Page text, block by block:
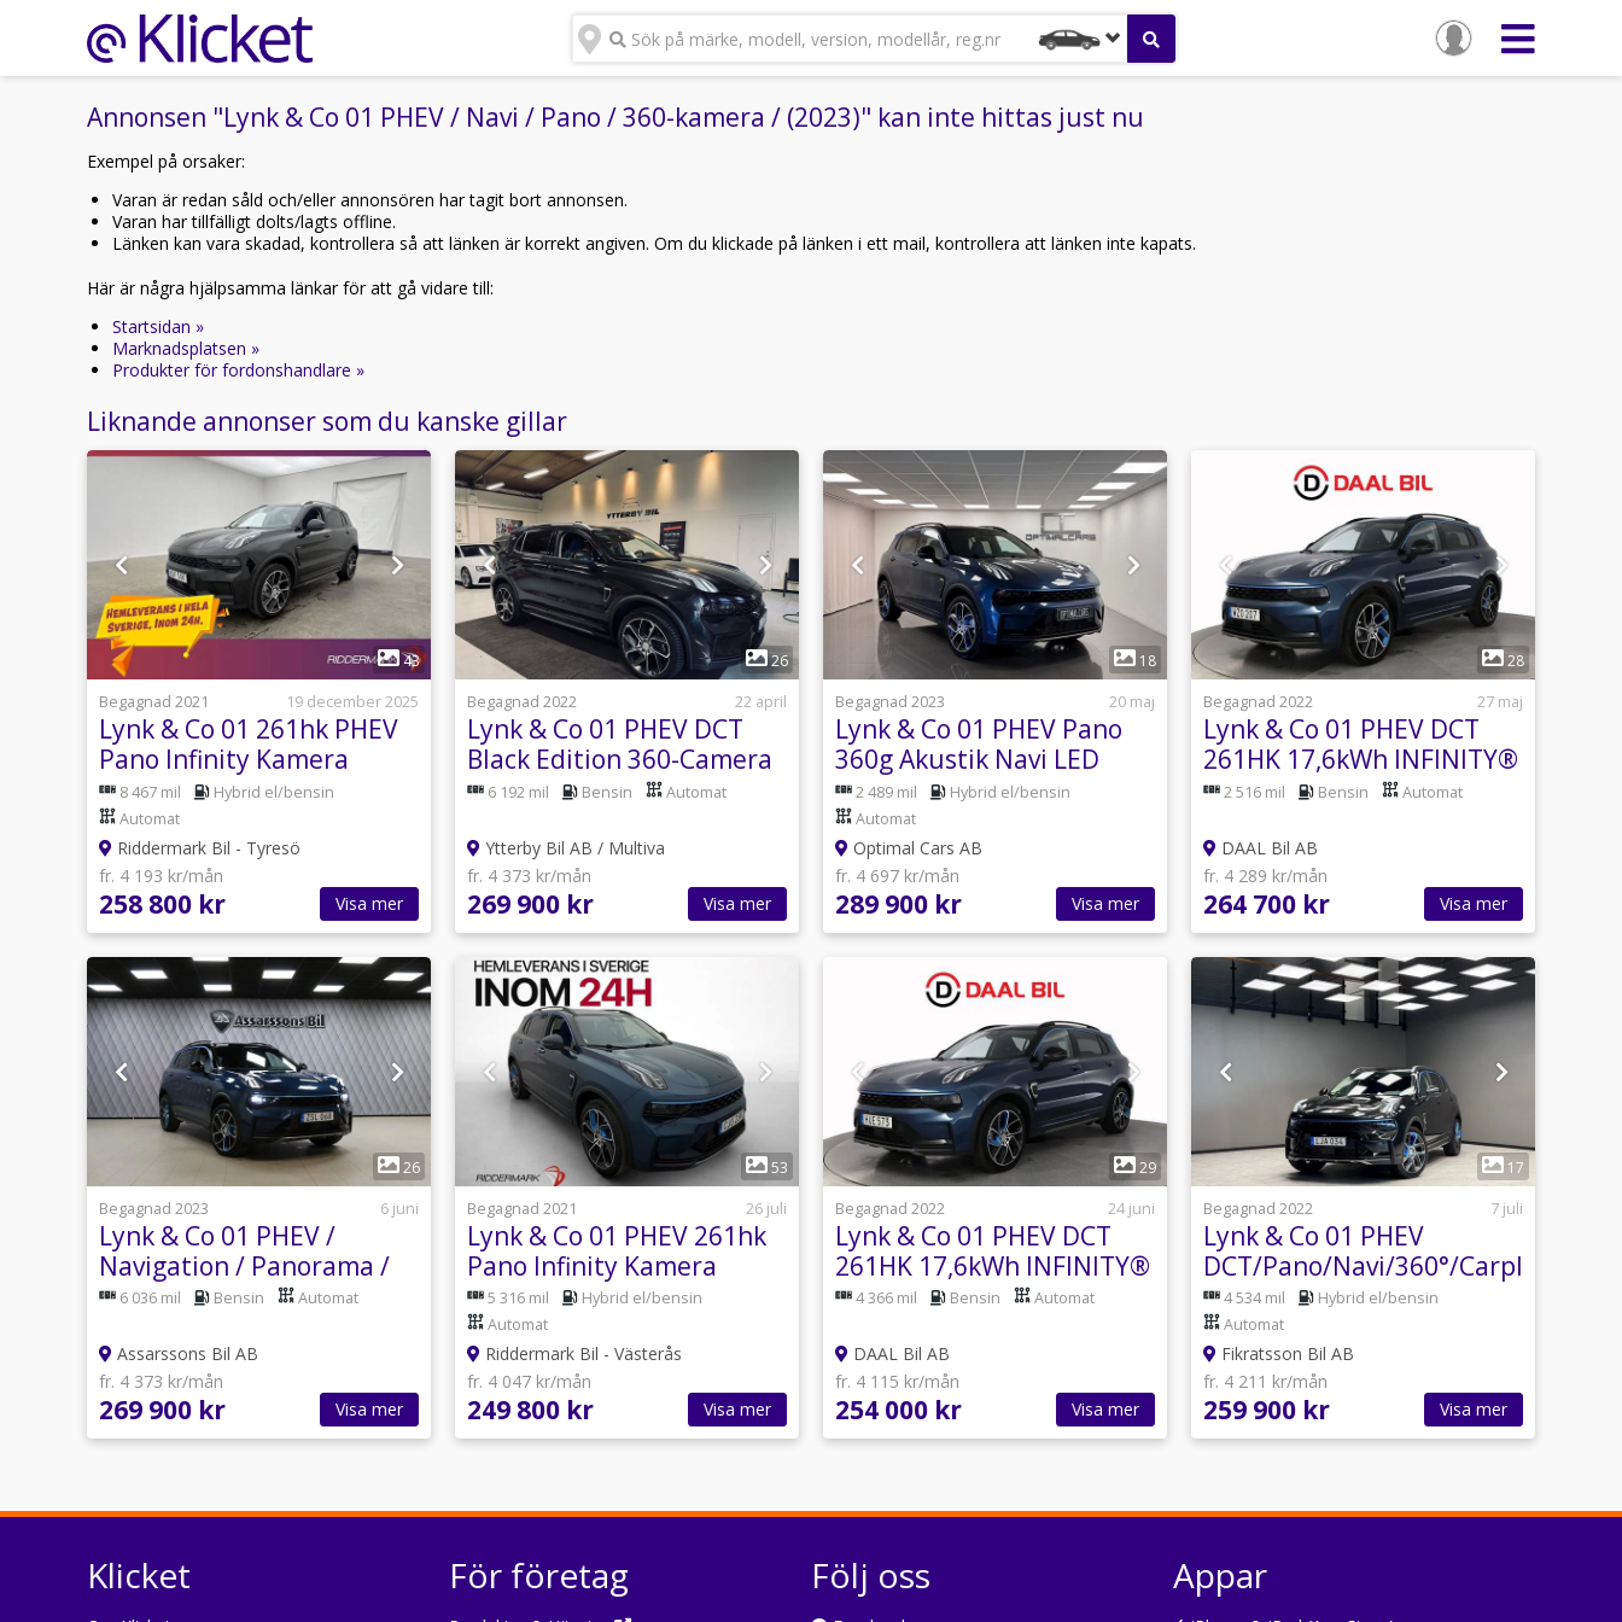
Sök på märke, modell, version, modellår, reg.nr
Annonsen "Lynk & Co 01 PHEV / Navi / Pano / 360-kamera / (2023)" kan inte hittas just nu
Exempel på orsaker:
Varan är redan såld och/eller annonsören har tagit bort annonsen.
Varan har tillfälligt dolts/lagts offline.
Länken kan vara skadad, kontrollera så att länken är korrekt angiven. Om du klickade på länken i ett mail, kontrollera att länken inte kapats.
Här är några hjälpsamma länkar för att gå vidare till:
Startsidan »
Marknadsplatsen »
Produkter för fordonshandlare »
Liknande annonser som du kanske gillar
43
Begagnad 2021
19 december 2025
Lynk & Co 01 261hk PHEV
Pano Infinity Kamera
CarPlay Elstol
8 467 mil
Hybrid el/bensin
Automat
Riddermark Bil - Tyresö
fr. 4 193 kr/mån
258 800 kr Visa mer
26
Begagnad 2022
22 april
Lynk & Co 01 PHEV DCT
Black Edition 360-Camera
Infinity Laddkablar
6 192 mil Bensin Automat
Ytterby Bil AB / Multiva
fr. 4 373 kr/mån
269 900 kr Visa mer
1
18
Begagnad 2023
20 maj
Lynk & Co 01 PHEV Pano
360g Akustik Navi LED
Välutr
2 489 mil
Hybrid el/bensin
Automat
Optimal Cars AB
fr. 4 697 kr/mån
289 900 kr Visa mer
28
Begagnad 2022
27 maj
Lynk & Co 01 PHEV DCT
261HK 17,6kWh INFINITY®
PANORAMA 3D-VIEW NFC
2 516 mil Bensin Automat
DAAL Bil AB
fr. 4 289 kr/mån
264 700 kr Visa mer
1
26
Begagnad 2023
6 juni
Lynk & Co 01 PHEV /
Navigation / Panorama /
360-kamera / Infinity
6 036 mil Bensin Automat
Assarssons Bil AB
fr. 4 373 kr/mån
269 900 kr Visa mer
1
53
Begagnad 2021
26 juli
Lynk & Co 01 PHEV 261hk
Pano Infinity Kamera
CarPlay Navi
5 316 mil
Hybrid el/bensin
Automat
Riddermark Bil - Västerås
fr. 4 047 kr/mån
249 800 kr Visa mer
29
Begagnad 2022
24 juni
Lynk & Co 01 PHEV DCT
261HK 17,6kWh INFINITY®
PANORAMA 3D-VIEW NFC
4 366 mil Bensin Automat
DAAL Bil AB
fr. 4 115 kr/mån
254 000 kr Visa mer
1
17
Begagnad 2022
7 juli
Lynk & Co 01 PHEV
DCT/Pano/Navi/360°/Carplay
4 534 mil
Hybrid el/bensin
Automat
Fikratsson Bil AB
fr. 4 211 kr/mån
259 900 kr Visa mer
Klicket För företag Följ oss Appar